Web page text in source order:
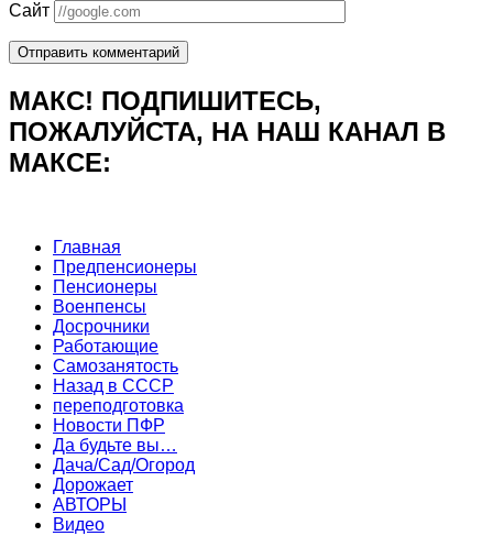
Сайт
МАКС! ПОДПИШИТЕСЬ,
ПОЖАЛУЙСТА, НА НАШ КАНАЛ В
МАКСЕ:
Главная
Предпенсионеры
Пенсионеры
Военпенсы
Досрочники
Работающие
Самозанятость
Назад в СССР
переподготовка
Новости ПФР
Да будьте вы…
Дача/Сад/Огород
Дорожает
АВТОРЫ
Видео